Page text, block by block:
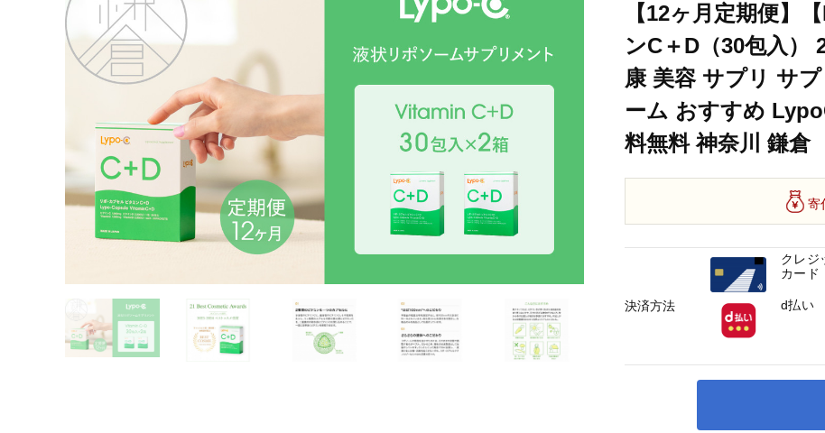
【12ヶ月定期便】
ンC＋D（30包入）
康 美容 サプリ サ
ーム おすすめ
料無料 神奈川 鎌倉
寄
決済方法
クレジ
カード
d払い